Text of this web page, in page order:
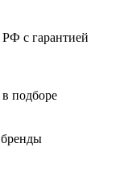
с гарантией
подборе